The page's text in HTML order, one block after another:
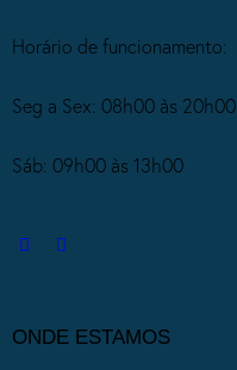
Horário de funcionamento:
Seg a Sex: 08h00 às 20h00
Sáb: 09h00 às 13h00
ONDE ESTAMOS